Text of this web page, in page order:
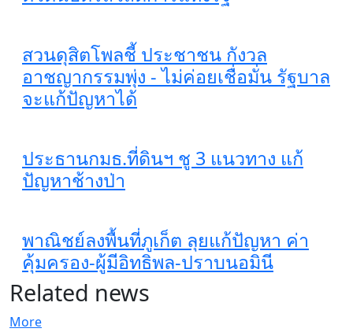
สวนดุสิตโพลชี้ ประชาชน กังวล
อาชญากรรมพุ่ง - ไม่ค่อยเชื่อมั่น รัฐบาล
จะแก้ปัญหาได้
ประธานกมธ.ที่ดินฯ ชู 3 แนวทาง แก้
ปัญหาช้างป่า
พาณิชย์ลงพื้นที่ภูเก็ต ลุยแก้ปัญหา ค่า
คุ้มครอง-ผู้มีอิทธิพล-ปราบนอมินี
Related news
More